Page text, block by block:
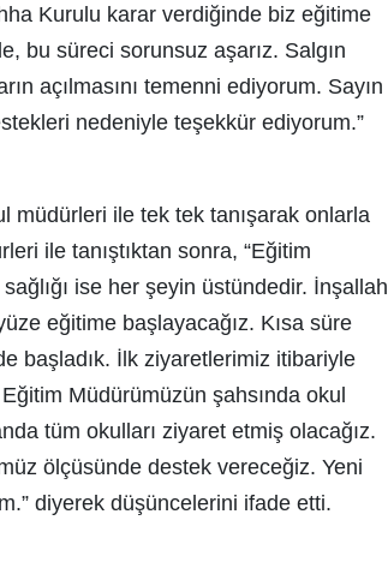
Kurulu karar verdiğinde biz eğitime
bu süreci sorunsuz aşarız. Salgın
açılmasını temenni ediyorum. Sayın
nedeniyle teşekkür ediyorum.”
müdürleri ile tek tek tanışarak onlarla
ile tanıştıktan sonra, “Eğitim
ise her şeyin üstündedir. İnşallah
eğitime başlayacağız. Kısa süre
başladık. İlk ziyaretlerimiz itibariyle
Müdürümüzün şahsında okul
tüm okulları ziyaret etmiş olacağız.
ölçüsünde destek vereceğiz. Yeni
diyerek düşüncelerini ifade etti.